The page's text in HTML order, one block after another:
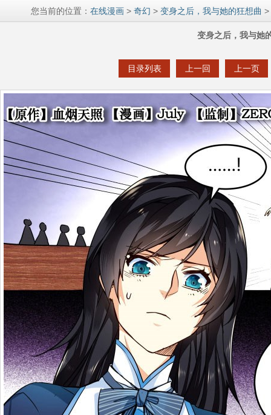
您当前的位置：在线漫画 >奇幻 >变身之后，我与她的狂想曲 >
变身之后，我与她
目录列表 上一回 上一页